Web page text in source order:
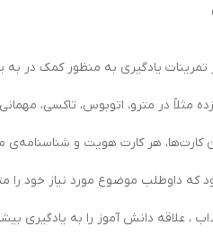
یادگیری به منظور کمک در به
مثلاً در مترو، اتوبوس، تاكسي،
كارت‌ها، هر كارت هويت و
كه داوطلب موضوع مورد نياز خود را
، علاقه دانش آموز را به یادگیری